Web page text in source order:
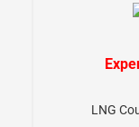
LNG